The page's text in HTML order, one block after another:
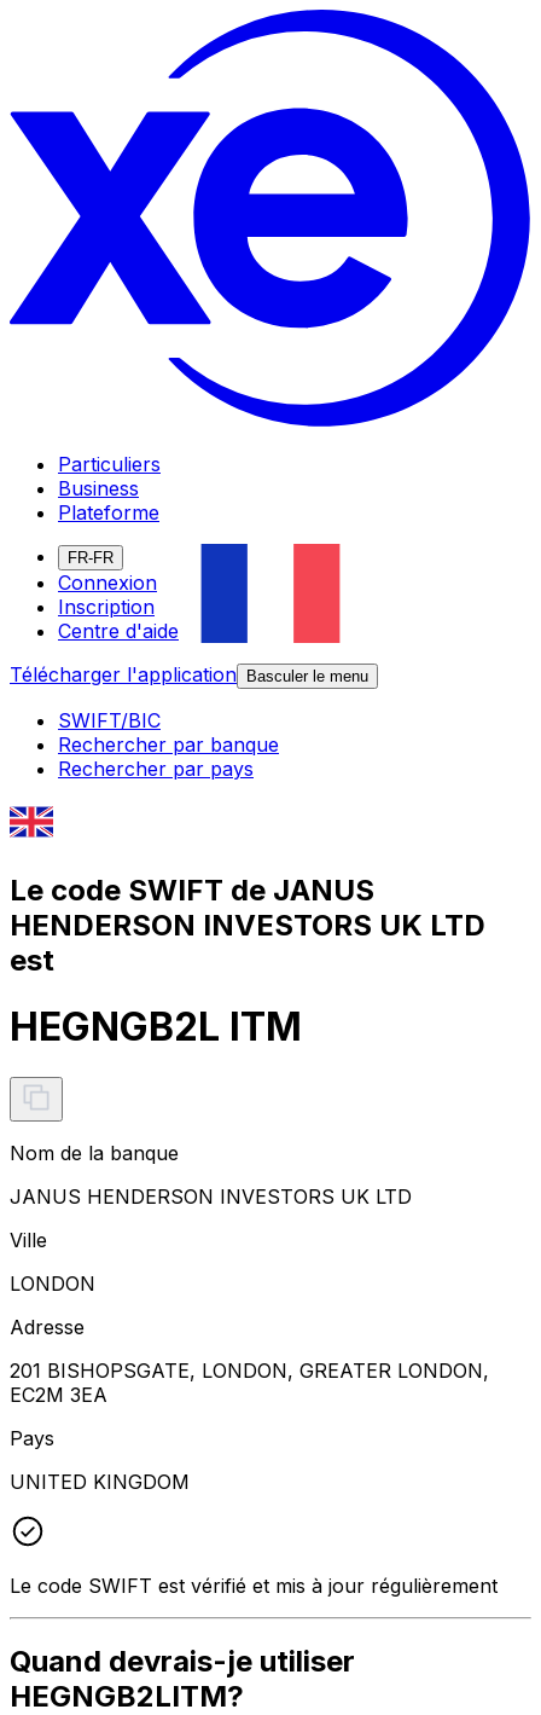
Particuliers
Business
Plateforme
FR-FR
Connexion
Inscription
Centre d'aide
Télécharger l'application
Basculer le menu
SWIFT/BIC
Rechercher par banque
Rechercher par pays
Le code SWIFT de JANUS
HENDERSON INVESTORS UK LTD
est
HEGNGB2L ITM
Nom de la banque
JANUS HENDERSON INVESTORS UK LTD
Ville
LONDON
Adresse
201 BISHOPSGATE, LONDON, GREATER LONDON,
EC2M 3EA
Pays
UNITED KINGDOM
Le code SWIFT est vérifié et mis à jour régulièrement
Quand devrais-je utiliser
HEGNGB2LITM?